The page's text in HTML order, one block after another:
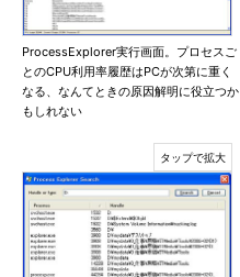
ProcessExplorer実行画面。プロセスご
とのCPU利用率履歴はPCが次第に重く
なる、なんてときの原因解明に役立つか
もしれない